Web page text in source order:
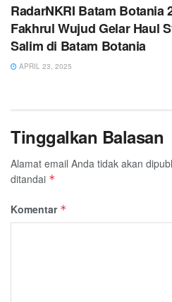
RadarNKRI Batam Botania
Fakhrul Wujud Gelar Haul
Salim di Batam Botania
APRIL 23, 2025
Tinggalkan Balasan
Alamat email Anda tidak akan
ditandai *
Komentar *